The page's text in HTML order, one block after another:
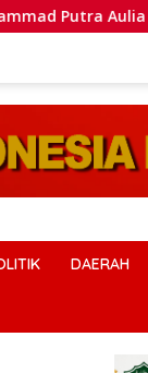
Aulia Jadi
DAERAH